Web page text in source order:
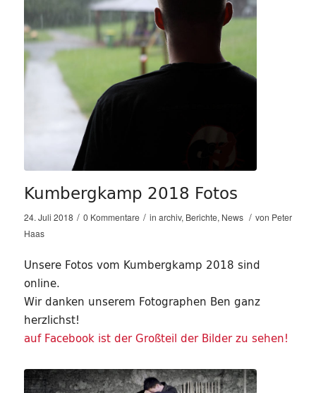
Kumbergkamp 2018 Fotos
24. Juli 2018 / 0 Kommentare / in archiv, Berichte, News / von Peter
Haas
Unsere Fotos vom Kumbergkamp 2018 sind
online.
Wir danken unserem Fotographen Ben ganz
herzlichst!
auf Facebook ist der Großteil der Bilder zu sehen!